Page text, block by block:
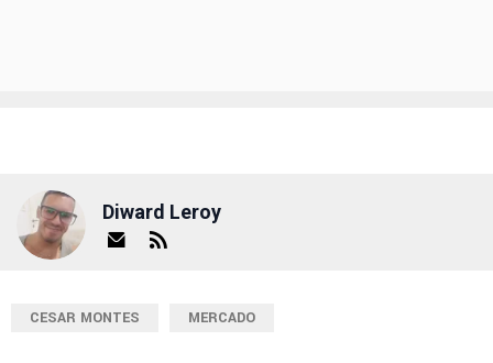
Diward Leroy
CESAR MONTES MERCADO